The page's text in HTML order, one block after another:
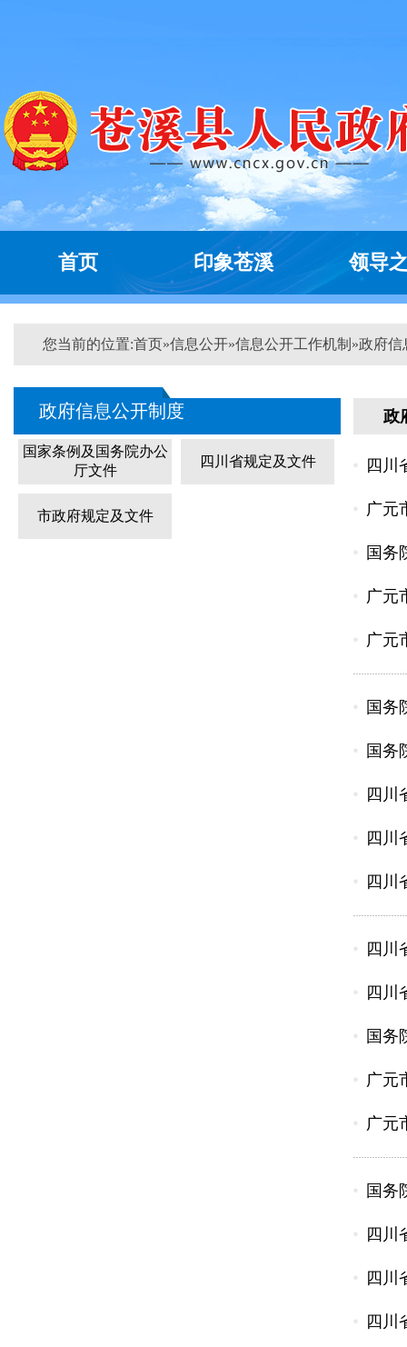
首页 印象苍溪 领导
您当前的位置:首页»信息公开»信息公开工作机制 »政府信
政府信息公开制度
国家条例及国务院办公
厅文件
四川省规定及文件
市政府规定及文件
政
四川
广元
国务
广元
广元
国务
国务
四川
四川
四川
四川
四川
国务
广元
广元
国务
四川
四川
四川